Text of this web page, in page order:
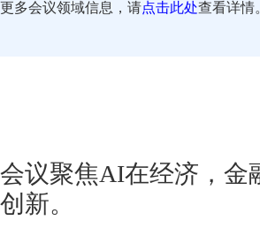
更多会议领域信息，请点击此处查看详情
会议聚焦AI在经济，金
创新。